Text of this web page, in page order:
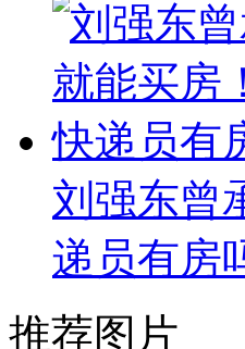
刘强东曾
递员有房
推荐图片